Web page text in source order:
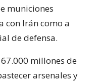
municiones
con Irán como a
de defensa.
millones de
arsenales y